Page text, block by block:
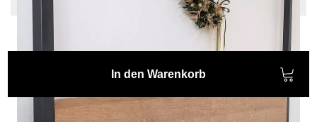
In den Warenkorb